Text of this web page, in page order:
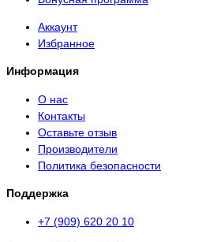
Аккаунт
Избранное
Информация
О нас
Контакты
Оставьте отзыв
Производители
Политика безопасности
Поддержка
+7 (909) 620 20 10